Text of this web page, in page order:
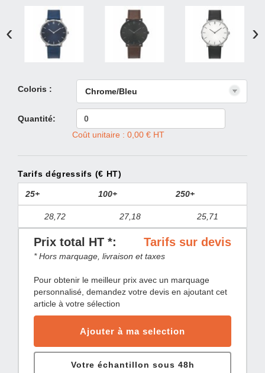
‹ ›
Coloris :
Quantité:
Coût unitaire : 0,00 € HT
Tarifs dégressifs (€ HT)
25+ 100+ 250+
28,72 27,18 25,71
Prix total HT *: Tarifs sur devis
* Hors marquage, livraison et taxes
Pour obtenir le meilleur prix avec un marquage
personnalisé, demandez votre devis en ajoutant cet
article à votre sélection
Ajouter à ma selection
Votre échantillon sous 48h